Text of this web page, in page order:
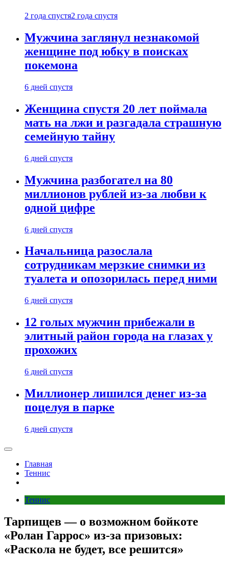
2 года спустя2 года спустя
Мужчина заглянул незнакомой
женщине под юбку в поисках
покемона
6 дней спустя
Женщина спустя 20 лет поймала
мать на лжи и разгадала страшную
семейную тайну
6 дней спустя
Мужчина разбогател на 80
миллионов рублей из-за любви к
одной цифре
6 дней спустя
Начальница разослала
сотрудникам мерзкие снимки из
туалета и опозорилась перед ними
6 дней спустя
12 голых мужчин прибежали в
элитный район города на глазах у
прохожих
6 дней спустя
Миллионер лишился денег из-за
поцелуя в парке
6 дней спустя
Главная
Теннис
Теннис
Тарпищев — о возможном бойкоте
«Ролан Гаррос» из‑за призовых:
«Раскола не будет, все решится»